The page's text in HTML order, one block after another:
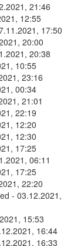
21:46
12:55
17:50
20:00
20:38
10:55
23:16
00:34
21:01
22:19
12:20
12:30
17:25
06:11
17:25
22:20
- 03.12.2021,
15:53
16:44
16:33